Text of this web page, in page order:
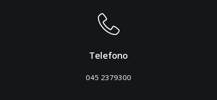
Telefono
045 2379300